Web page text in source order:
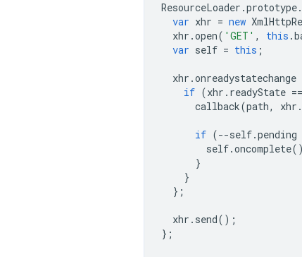
ResourceLoader .prototype.
var xhr = new
xhr .open( 'GET' , this .
var self = this ;
xhr .onreadystatechange
if (xhr . readyState ==
callback(path, xhr .
if (--self.pending
self.oncomplete
}
}
};
xhr . send();
};